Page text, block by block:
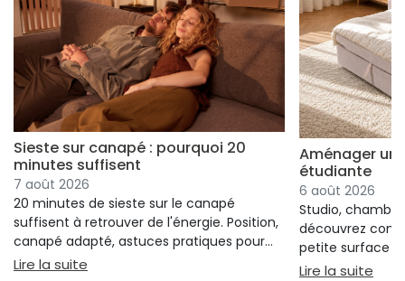
Sieste sur canapé : pourquoi 20
minutes suffisent
7 août 2026
20 minutes de sieste sur le canapé
suffisent à retrouver de l'énergie. Position,
canapé adapté, astuces pratiques pour
bien s'installer.
Lire la suite : Sieste sur canapé : pourquoi 20 minutes
Aménager un
étudiante
6 août 2026
Studio,
découvrez
petite surface à
confort ni
Lire la suite